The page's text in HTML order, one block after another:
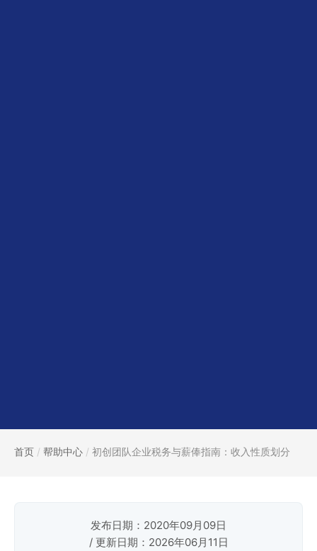
首页 / 帮助中心 / 初创团队企业税务与薪俸指南：收入性质划分
发布日期：2020年09月09日
/ 更新日期：2026年06月11日